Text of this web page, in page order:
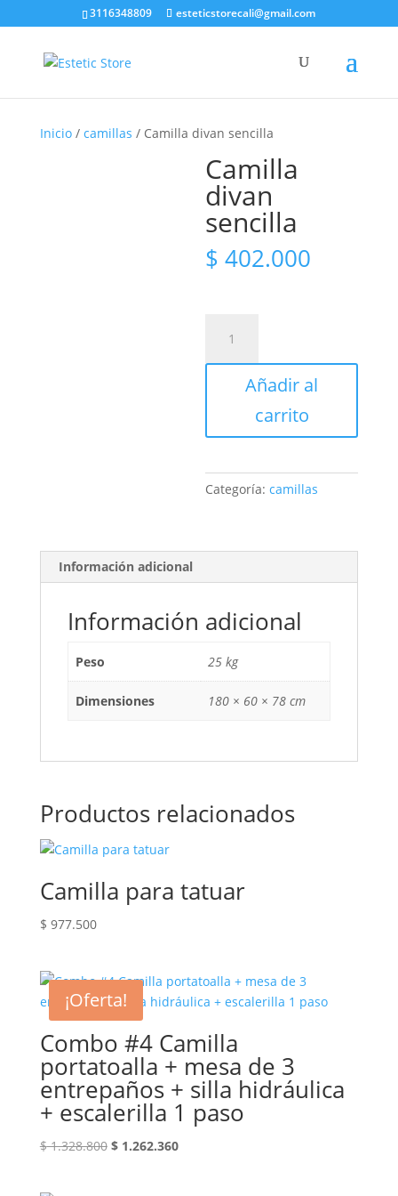
3116348809 esteticstorecali@gmail.com
productos
Inicio/ camillas / Camilla divan sencilla
Camilla
divan
sencilla
$ 402.000
divan
sencilla
cantidadAñadir al
carrito
Categoría:camillas
Información adicional
Información adicional
Peso 25 kg
Dimensiones 180 × 60 × 78 cm
Productos relacionados
Camilla para tatuar
$ 977.500
¡Oferta!
Combo #4 Camilla
portatoalla + mesa de 3
entrepaños + silla hidráulica
+ escalerilla 1 paso
$1.328.800 El
$1.262.360El